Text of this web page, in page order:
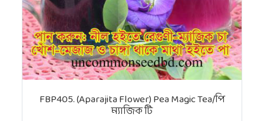
FBP405. (Aparajita Flower) Pea Magic Tea/পি
ম্যাজিক টি